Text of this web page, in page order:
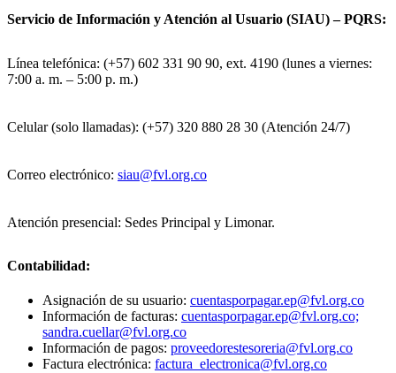
Servicio de Información y Atención al Usuario (SIAU) – PQRS:
Línea telefónica: (+57) 602 331 90 90, ext. 4190 (lunes a viernes:
7:00 a. m. – 5:00 p. m.)
Celular (solo llamadas): (+57) 320 880 28 30 (Atención 24/7)
Correo electrónico: siau@fvl.org.co
Atención presencial: Sedes Principal y Limonar.
Contabilidad:
Asignación de su usuario: cuentasporpagar.ep@fvl.org.co
Información de facturas: cuentasporpagar.ep@fvl.org.co;
sandra.cuellar@fvl.org.co
Información de pagos: proveedorestesoreria@fvl.org.co
Factura electrónica: factura_electronica@fvl.org.co